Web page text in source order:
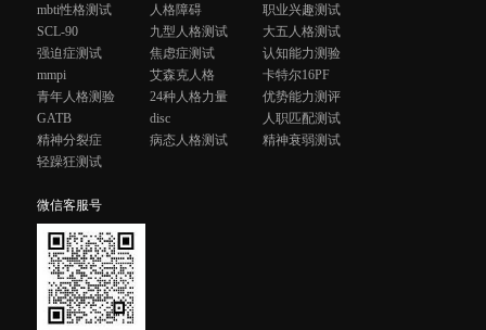
mbti性格测试
人格障碍
职业兴趣测试
SCL-90
九型人格测试
大五人格测试
强迫症测试
焦虑症测试
认知能力测验
mmpi
艾森克人格
卡特尔16PF
青年人格测验
24种人格力量
优势能力测评
GATB
disc
人职匹配测试
精神分裂症
病态人格测试
精神衰弱测试
轻躁狂测试
微信客服号